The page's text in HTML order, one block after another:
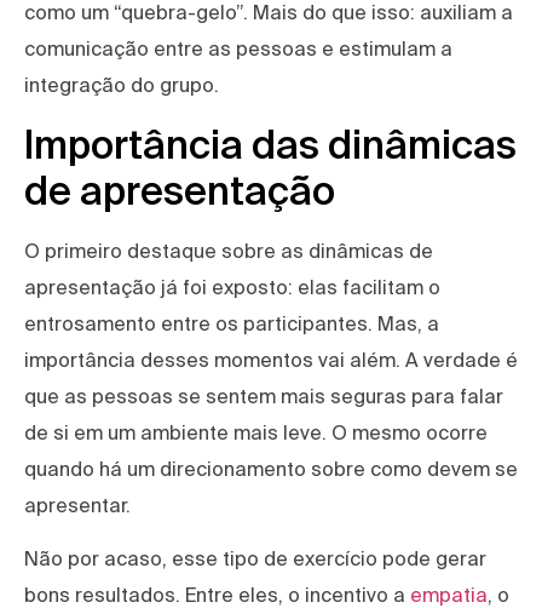
como um “quebra-gelo”. Mais do que isso: auxiliam a
comunicação entre as pessoas e estimulam a
integração do grupo.
Importância das dinâmicas
de apresentação
O primeiro destaque sobre as dinâmicas de
apresentação já foi exposto: elas facilitam o
entrosamento entre os participantes. Mas, a
importância desses momentos vai além. A verdade é
que as pessoas se sentem mais seguras para falar
de si em um ambiente mais leve. O mesmo ocorre
quando há um direcionamento sobre como devem se
apresentar.
Não por acaso, esse tipo de exercício pode gerar
bons resultados. Entre eles, o incentivo a empatia, o